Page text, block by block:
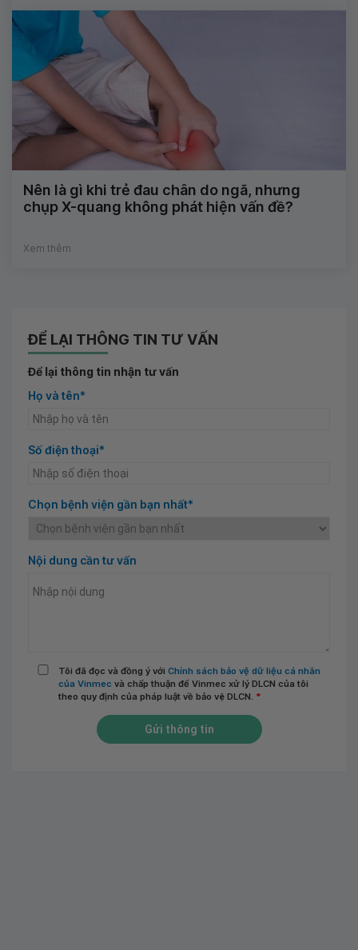
Nên là gì khi trẻ đau chân do ngã, nhưng
chụp X-quang không phát hiện vấn đề?
Xem thêm
ĐỂ LẠI THÔNG TIN TƯ VẤN
Để lại thông tin nhận tư vấn
Họ và tên*
Số điện thoại*
Chọn bệnh viện gần bạn nhất*
Nội dung cần tư vấn
Tôi đã đọc và đồng ý với Chính sách bảo vệ dữ liệu cá nhân
của Vinmec và chấp thuận để Vinmec xử lý DLCN của tôi
theo quy định của pháp luật về bảo vệ DLCN. *
Gửi thông tin